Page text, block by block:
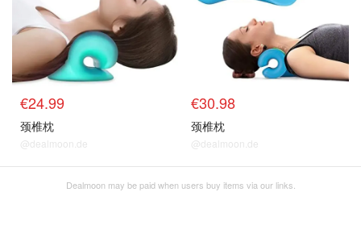
€24.99
颈椎枕
@dealmoon.de
€30.98
颈椎枕
@dealmoon.de
Dealmoon may be paid when users buy items via our links.